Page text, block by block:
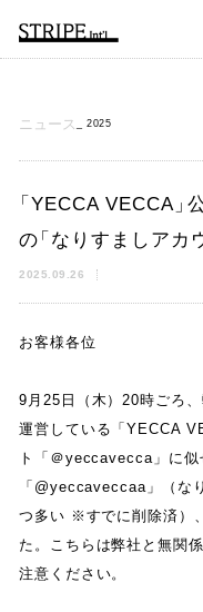
ニュース 2025
「YECCA VECCA 」
の「 なりすましアカ
2025.09.26
お客様各位
9 月 25 日 （ 木 ）20時ごろ 、
運営している 「YECCA
ト
「 ＠yeccavecca」 に似
「 @yeccaveccaa」 （ な
つ多い ※ すでに削除済 ） 、
た 。 こちらは弊社と無関
注意ください。